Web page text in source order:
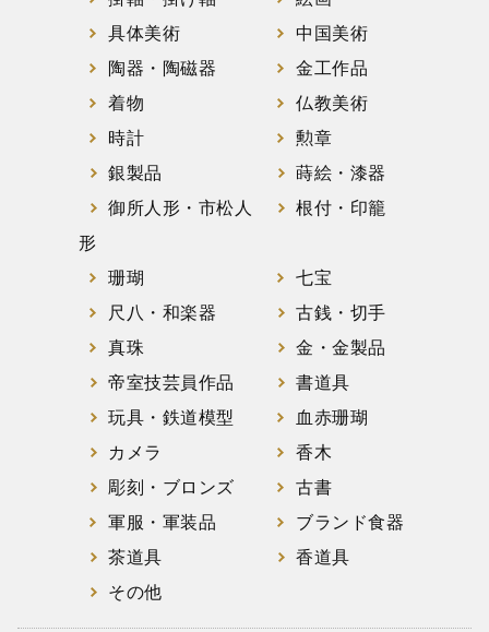
具体美術
中国美術
陶器・陶磁器
金工作品
着物
仏教美術
時計
勲章
銀製品
蒔絵・漆器
御所人形・市松人
形
根付・印籠
珊瑚
七宝
尺八・和楽器
古銭・切手
真珠
金・金製品
帝室技芸員作品
書道具
玩具・鉄道模型
血赤珊瑚
カメラ
香木
彫刻・ブロンズ
古書
軍服・軍装品
ブランド食器
茶道具
香道具
その他